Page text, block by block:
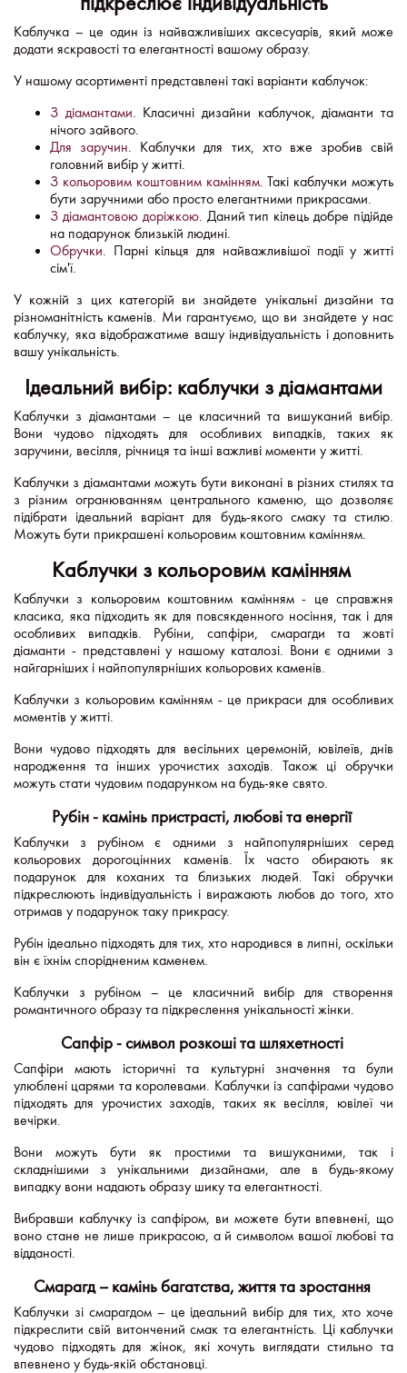
Каблучка – це один із найважливіших аксесуарів, який може
додати яскравості та елегантності вашому образу.
У нашому асортименті представлені такі варіанти каблучок:
З діамантами. Класичні дизайни каблучок, діаманти та
нічого зайвого.
Для заручин. Каблучки для тих, хто вже зробив свій
головний вибір у житті.
З кольоровим коштовним камінням. Такі каблучки можуть
бути заручними або просто елегантними прикрасами.
З діамантовою доріжкою. Даний тип кілець добре підійде
на подарунок близькій людині.
Обручки. Парні кільця для найважливішої події у житті
сім'ї.
У кожній з цих категорій ви знайдете унікальні дизайни та
різноманітність каменів. Ми гарантуємо, що ви знайдете у нас
каблучку, яка відображатиме вашу індивідуальність і доповнить
вашу унікальність.
Ідеальний вибір: каблучки з діамантами
Каблучки з діамантами – це класичний та вишуканий вибір.
Вони чудово підходять для особливих випадків, таких як
заручини, весілля, річниця та інші важливі моменти у житті.
Каблучки з діамантами можуть бути виконані в різних стилях та
з різним огранюванням центрального каменю, що дозволяє
підібрати ідеальний варіант для будь-якого смаку та стилю.
Можуть бути прикрашені кольоровим коштовним камінням.
Каблучки з кольоровим камінням
Каблучки з кольоровим коштовним камінням - це справжня
класика, яка підходить як для повсякденного носіння, так і для
особливих випадків. Рубіни, сапфіри, смарагди та жовті
діаманти - представлені у нашому каталозі. Вони є одними з
найгарніших і найпопулярніших кольорових каменів.
Каблучки з кольоровим камінням - це прикраси для особливих
моментів у житті.
Вони чудово підходять для весільних церемоній, ювілеїв, днів
народження та інших урочистих заходів. Також ці обручки
можуть стати чудовим подарунком на будь-яке свято.
Рубін - камінь пристрасті, любові та енергії
Каблучки з рубіном є одними з найпопулярніших серед
кольорових дорогоцінних каменів. Їх часто обирають як
подарунок для коханих та близьких людей. Такі обручки
підкреслюють індивідуальність і виражають любов до того, хто
отримав у подарунок таку прикрасу.
Рубін ідеально підходять для тих, хто народився в липні, оскільки
він є їхнім спорідненим каменем.
Каблучки з рубіном – це класичний вибір для створення
романтичного образу та підкреслення унікальності жінки.
Сапфір - символ розкоші та шляхетності
Сапфіри мають історичні та культурні значення та були
улюблені царями та королевами. Каблучки із сапфірами чудово
підходять для урочистих заходів, таких як весілля, ювілеї чи
вечірки.
Вони можуть бути як простими та вишуканими, так і
складнішими з унікальними дизайнами, але в будь-якому
випадку вони надають образу шику та елегантності.
Вибравши каблучку із сапфіром, ви можете бути впевнені, що
воно стане не лише прикрасою, а й символом вашої любові та
відданості.
Смарагд – камінь багатства, життя та зростання
Каблучки зі смарагдом – це ідеальний вибір для тих, хто хоче
підкреслити свій витончений смак та елегантність. Ці каблучки
чудово підходять для жінок, які хочуть виглядати стильно та
впевнено у будь-якій обстановці.